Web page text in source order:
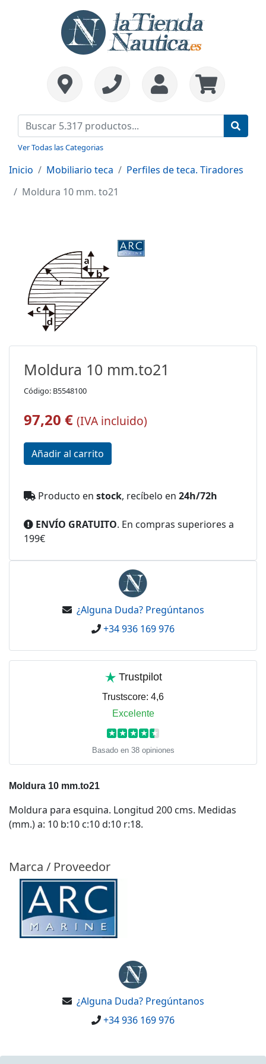
Ver Todas las Categorias
Inicio Mobiliario teca
Perfiles de teca. Tiradores
Moldura 10 mm. to21
Moldura 10 mm.to21
Código: B5548100
97,20 € (IVA incluido)
Producto en stock, recíbelo en 24h/72h
ENVÍO GRATUITO. En compras superiores a
199€
¿Alguna Duda? Pregúntanos
+34 936 169 976
Trustpilot
Trustscore: 4,6
Excelente
★ ★ ★ ★ ★
Basado en 38 opiniones
Moldura 10 mm.to21
Moldura para esquina. Longitud 200 cms. Medidas
(mm.) a: 10 b:10 c:10 d:10 r:18.
Marca / Proveedor
¿Alguna Duda? Pregúntanos
+34 936 169 976